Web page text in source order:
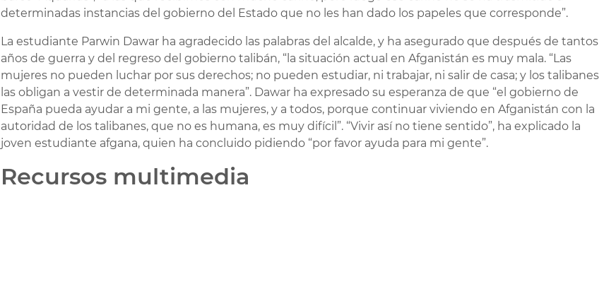
determinadas instancias del gobierno del Estado que no les han dado los papeles que corresponde”.
La estudiante Parwin Dawar ha agradecido las palabras del alcalde, y ha asegurado que después de tantos
años de guerra y del regreso del gobierno talibán, “la situación actual en Afganistán es muy mala. “Las
mujeres no pueden luchar por sus derechos; no pueden estudiar, ni trabajar, ni salir de casa; y los talibanes
las obligan a vestir de determinada manera”. Dawar ha expresado su esperanza de que “el gobierno de
España pueda ayudar a mi gente, a las mujeres, y a todos, porque continuar viviendo en Afganistán con la
autoridad de los talibanes, que no es humana, es muy difícil”. “Vivir así no tiene sentido”, ha explicado la
joven estudiante afgana, quien ha concluido pidiendo “por favor ayuda para mi gente”.
Recursos multimedia